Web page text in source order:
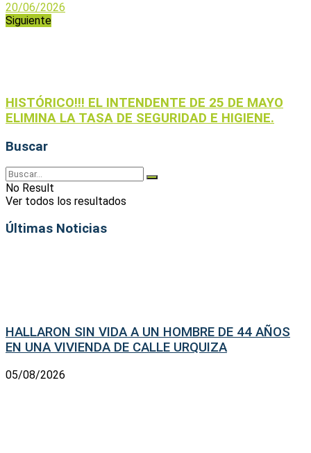
20/06/2026
Siguiente
HISTÓRICO!!! EL INTENDENTE DE 25 DE MAYO
ELIMINA LA TASA DE SEGURIDAD E HIGIENE.
Buscar
No Result
Ver todos los resultados
Últimas Noticias
HALLARON SIN VIDA A UN HOMBRE DE 44 AÑOS
EN UNA VIVIENDA DE CALLE URQUIZA
05/08/2026